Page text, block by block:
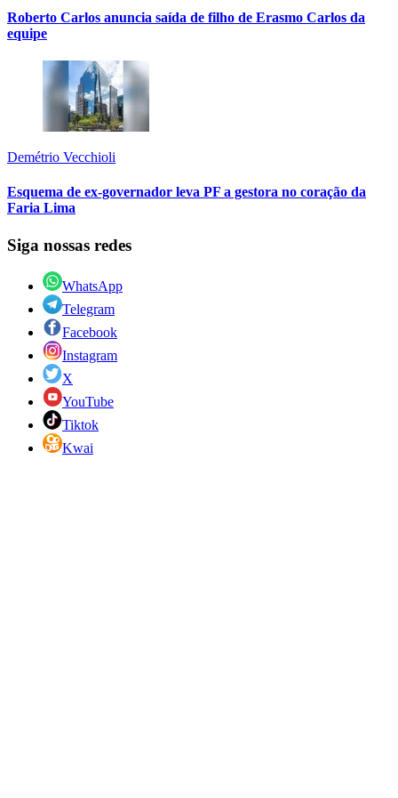
Roberto Carlos anuncia saída de filho de Erasmo Carlos da
equipe
Demétrio Vecchioli
Esquema de ex-governador leva PF a gestora no coração da
Faria Lima
Siga nossas redes
WhatsApp
Telegram
Facebook
Instagram
X
YouTube
Tiktok
Kwai